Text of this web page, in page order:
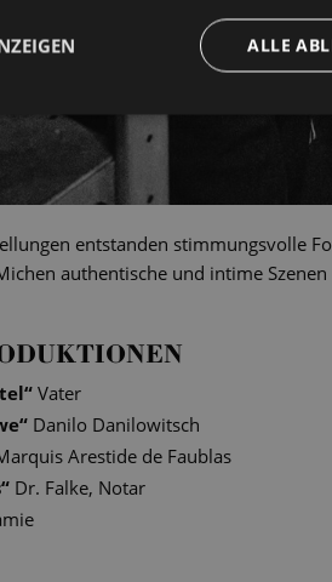
entstanden stimmungsvolle
authentische und intime
“ Vater
“ Danilo Danilowitsch
Arestide de Faublas
“ Dr. Falke, Notar
ALLE